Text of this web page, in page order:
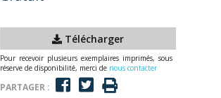
Télécharger
Pour recevoir plusieurs exemplaires imprimés, sous
réserve de disponibilité, merci de nous contacter
PARTAGER :